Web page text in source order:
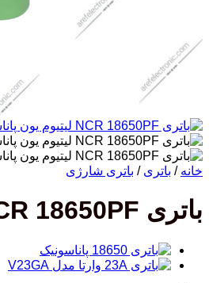
خانه / باتری / باتری شارژی
باتری NCR 18650PF لیتیوم یون پاناسونیک